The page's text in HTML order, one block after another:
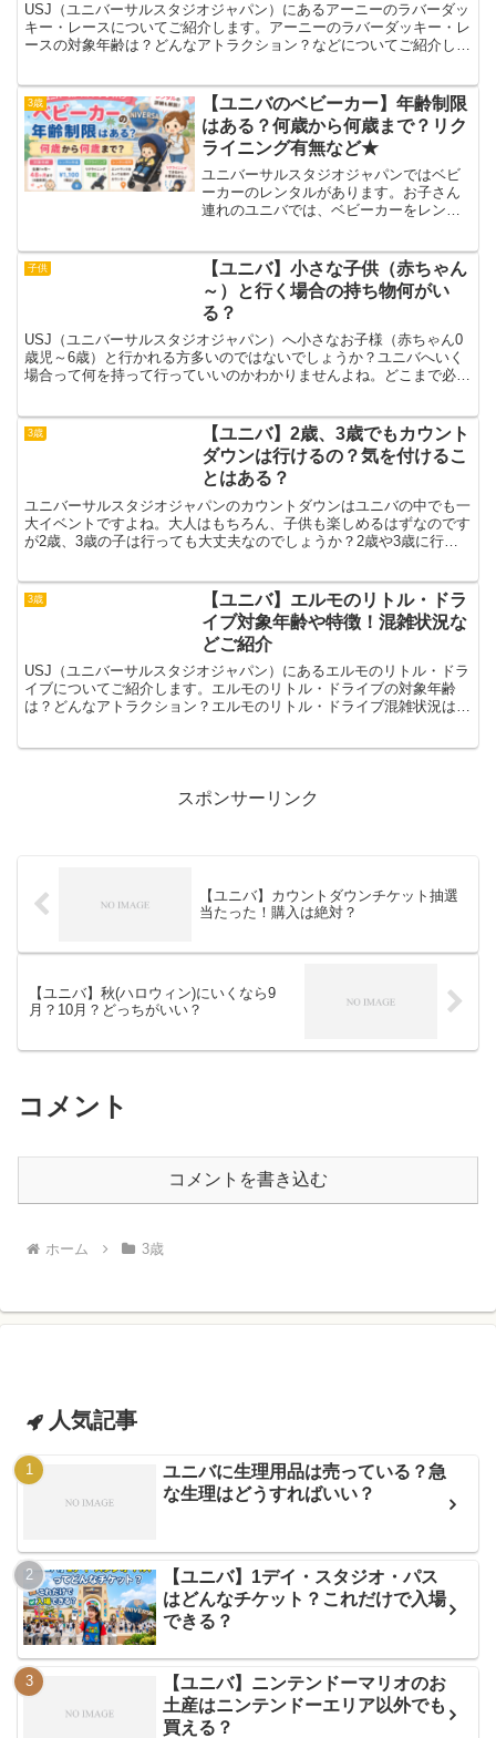
USJ（ユニバーサルスタジオジャパン）にあるアーニーのラバーダッ
キー・レースについてご紹介します。アーニーのラバーダッキー・レ
ースの対象年齢は？どんなアトラクション？などについてご紹介して
3歳
【ユニバのベビーカー】年齢制限
はある？何歳から何歳まで？リク
ライニング有無など★
ユニバーサルスタジオジャパンではベビ
ーカーのレンタルがあります。お子さん
連れのユニバでは、ベビーカーをレンタ
歳から何歳までなのでしょうか？ユニバ
のベビーカーのレンタルに...
子供
【ユニバ】小さな子供（赤ちゃん
～）と行く場合の持ち物何がい
る？
USJ（ユニバーサルスタジオジャパン）へ小さなお子様（赤ちゃん0
歳児～6歳）と行かれる方多いのではないでしょうか？ユニバへいく
場合って何を持って行っていいのかわかりませんよね。どこまで必要
3歳
【ユニバ】2歳、3歳でもカウント
ダウンは行けるの？気を付けるこ
とはある？
ユニバーサルスタジオジャパンのカウントダウンはユニバの中でも一
大イベントですよね。大人はもちろん、子供も楽しめるはずなのです
が2歳、3歳の子は行っても大丈夫なのでしょうか？2歳や3歳に行く
3歳
【ユニバ】エルモのリトル・ドラ
イブ対象年齢や特徴！混雑状況な
どご紹介
USJ（ユニバーサルスタジオジャパン）にあるエルモのリトル・ドラ
イブについてご紹介します。エルモのリトル・ドライブの対象年齢
は？どんなアトラクション？エルモのリトル・ドライブ混雑状況は？
スポンサーリンク
【ユニバ】カウントダウンチケット抽選
当たった！購入は絶対？
【ユニバ】秋(ハロウィン)にいくなら9
月？10月？どっちがいい？
コメント
コメントを書き込む
ホーム 3歳
人気記事
ユニバに生理用品は売っている？急
な生理はどうすればいい？
【ユニバ】1デイ・スタジオ・パス
はどんなチケット？これだけで入場
できる？
【ユニバ】ニンテンドーマリオのお
土産はニンテンドーエリア以外でも
買える？